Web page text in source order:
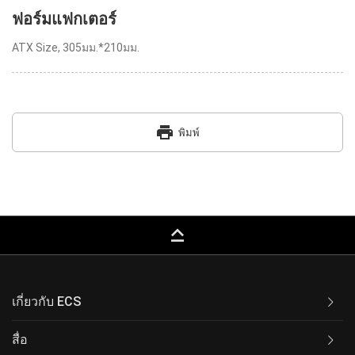
ฟอร์มแฟกเตอร์
ATX Size, 305มม.*210มม.
print พิมพ์
keyboard_capslock
เกี่ยวกับ ECS
สื่อ